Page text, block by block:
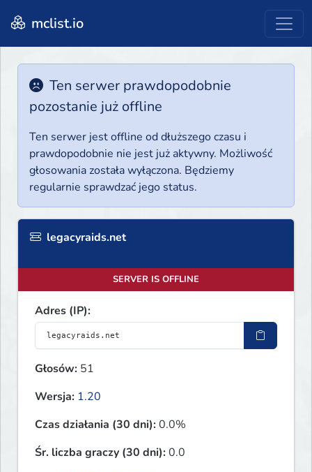
mclist.io
Ten serwer prawdopodobnie
pozostanie już offline
Ten serwer jest offline od dłuższego czasu i
prawdopodobnie nie jest już aktywny. Możliwość
głosowania została wyłączona. Będziemy
regularnie sprawdzać jego status.
legacyraids.net
SERVER IS OFFLINE
Adres (IP):
Głosów: 51
Wersja: 1.20
Czas działania (30 dni):0.0%
Śr. liczba graczy (30 dni):0.0